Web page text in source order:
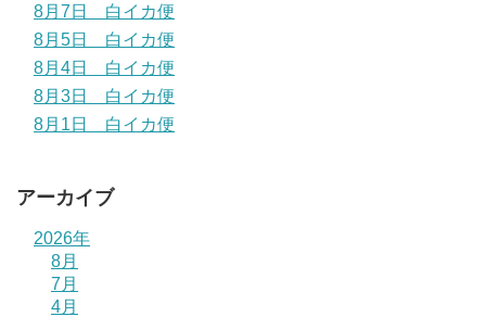
8月7日 白イカ便
8月5日 白イカ便
8月4日 白イカ便
8月3日 白イカ便
8月1日 白イカ便
アーカイブ
2026年
8月
7月
4月